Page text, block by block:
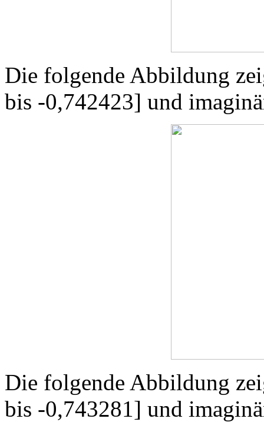
Die folgende Abbildung
bis -0,742423] und
Die folgende Abbildung
bis -0,743281] und